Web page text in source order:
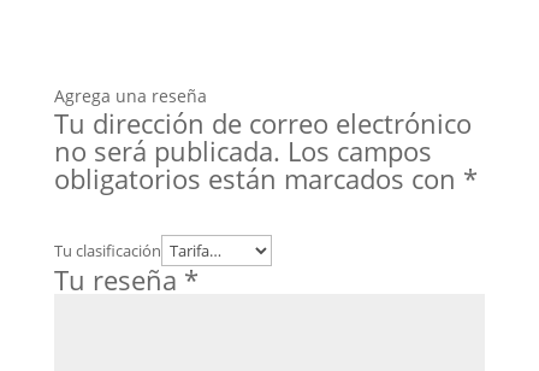
Agrega una reseña
Tu dirección de correo electrónico
no será publicada. Los campos
obligatorios están marcados con *
Tu clasificación
Tu reseña *